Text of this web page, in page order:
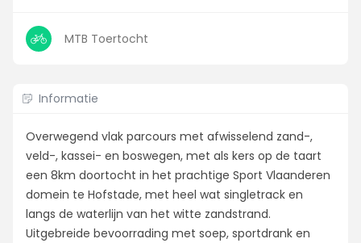
MTB Toertocht
Informatie
Overwegend vlak parcours met afwisselend zand-,
veld-, kassei- en boswegen, met als kers op de taart
een 8km doortocht in het prachtige Sport Vlaanderen
domein te Hofstade, met heel wat singletrack en
langs de waterlijn van het witte zandstrand.
Uitgebreide bevoorrading met soep, sportdrank en